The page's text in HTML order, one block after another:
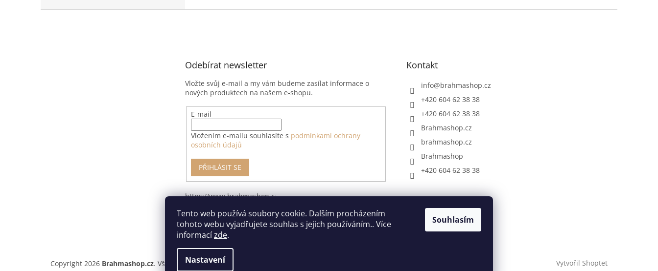
Tento web používá soubory cookie. Dalším procházením
tohoto webu vyjadřujete souhlas s jejich používáním.. Více
informacízde.
Nastavení
Souhlasím
Odebírat newsletter
Vložte svůj e-mail a my vám budeme zasílat informace o
nových produktech na našem e-shopu.
E-mail
Vložením e-mailu souhlasíte s podmínkami ochrany
osobních údajů
PŘIHLÁSIT SE
Kontakt
info@brahmashop.cz
+420 604 62 38 38
+420 604 62 38 38
Brahmashop.cz
brahmashop.cz
Brahmashop
+420 604 62 38 38
https://www.brahmashop.cz/formular-
smlouvy/
Vytvořil Shoptet
Copyright 2026 Brahmashop.cz. Všechna práva vyhrazena.